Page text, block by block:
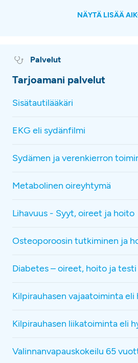
NÄYTÄ LISÄÄ
Palvelut
Tarjoamani palvelut
Sisätautilääkäri
EKG eli sydänfilmi
Sydämen ja verenkierron
Metabolinen oireyhtymä
Lihavuus - Syyt, oireet ja hoito
Osteoporoosin tutkiminen ja
Diabetes – oireet, hoito ja testi
Kilpirauhasen vajaatoiminta
Kilpirauhasen liikatoiminta eli
Valinnanvapauskokeilu 65